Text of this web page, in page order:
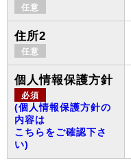
任意
住所2
任意
個人情報保護方針
必須
(個人情報保護方針の
内容は
こちらをご確認下さ
い)